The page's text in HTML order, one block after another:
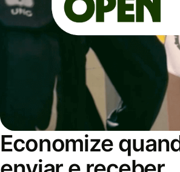
Economize